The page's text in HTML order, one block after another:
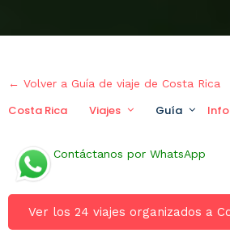
← Volver a Guía de viaje de Costa Rica
Costa Rica Viajes Guía
Contáctanos por WhatsApp
Ver los 24 viajes organizados a